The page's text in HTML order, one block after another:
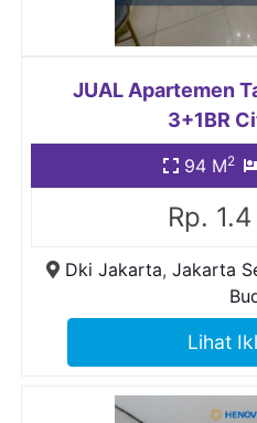
JUAL Apartemen
3+1BR
94 M2
Rp.
Dki Jakarta, Jakarta
Lihat